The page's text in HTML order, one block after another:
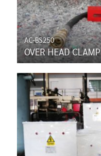
AC-BS250
OVER HEAD CLAMP